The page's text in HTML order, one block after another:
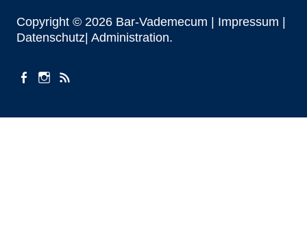
Copyright © 2026 Bar-Vademecum | Impressum
Datenschutz| Administration